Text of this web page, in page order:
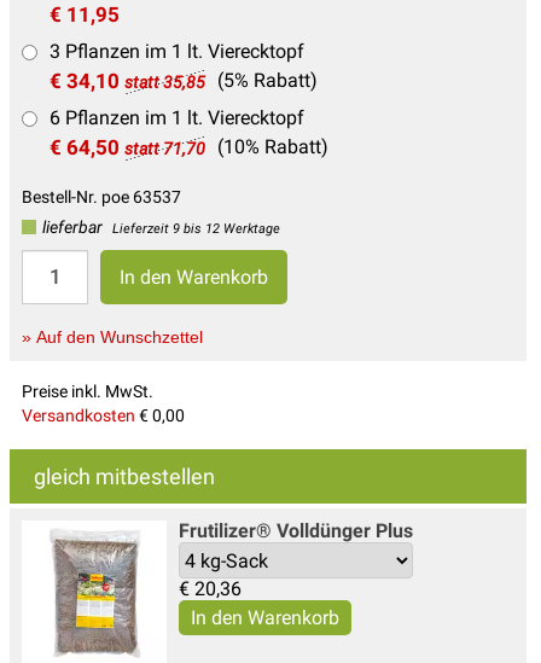
€ 11,95
3 Pflanzen im 1 lt. Vierecktopf
€ 34,10 statt 35,85
(5% Rabatt)
6 Pflanzen im 1 lt. Vierecktopf
€ 64,50 statt 71,70 (10% Rabatt)
Bestell-Nr. poe 63537
lieferbar
Lieferzeit 9 bis 12 Werktage
» Auf den Wunschzettel
Preise inkl. MwSt.
Versandkosten € 0,00
gleich mitbestellen
Frutilizer® Volldünger Plus
€ 20,36